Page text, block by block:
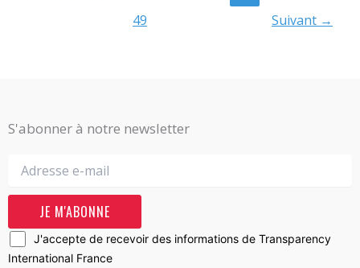
49
Suivant →
S'abonner à notre newsletter
J'accepte de recevoir des informations de Transparency
International France